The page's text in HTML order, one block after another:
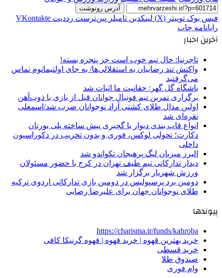
آدرس رونوشت
فیس بوک توییتر (X) لینکدین ‫تامبلر ‫پین‌ترست ‫رددیت ‫VKontakte
رایانامه چاپ
آخرین اخبار
تاجرنیا: حال تیم خوب است جز پنجره بسته!
واکنش تند رضاییان به استقلالی‌ها/ به جای اولتیماتوم تماس
می‌گرفتید
باشگاه گل گهر: حقانیت ما اثبات شد
برگزاری تمرین تیم فوتبال جوانان قبل از بازی با ذوب‌آهن
اولین مدال طلای کشتی آزاد نوجوانان ضرب شد/اسمعلی
نقره‌ای شد
انواع قاب بندی دیوار با گچبری پیش ساخته پلی یورتان
دکارت؛ تحولی لوکس، فوری و بدون تخریب در دکوراسیون
داخلی
البرز میزبان لیگ پرهیجان تکواندو شد
دیدار تدارکاتی تیم طیف تهران در کرج با حضور مسئولان
ورزش شهریار برگزار شد
دومین برد پرسپولیس در دومین بازی تدارکاتی اردوی ترکیه
طلای نوجوانان جهان برای علیرضا رضایی
پیوندها
https://charisma.ir/funds/kahroba
خرید بهترین قهوه | خرید قهوه | قهوه گرنیکا کافی
خرید قسطی
صندوق طلا
وام فوری